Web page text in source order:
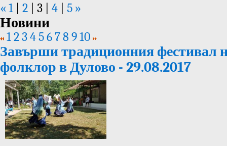
« 1 2 3 4 5 »
Новини
12345678 910
Завърши традиционния фестивал
фолклор в Дулово - 29.08.2017